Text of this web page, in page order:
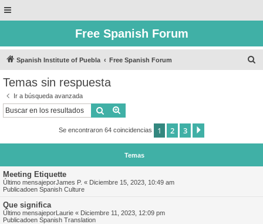
Free Spanish Forum
Spanish Institute of Puebla Free Spanish Forum
Temas sin respuesta
Ir a búsqueda avanzada
Buscar
Se encontraron 64 coincidencias 1 2 3
Temas
Meeting Etiquette
Último mensajeporJames P. « Diciembre 15, 2023, 10:49 am
Publicadoen Spanish Culture
Que significa
Último mensajeporLaurie « Diciembre 11, 2023, 12:09 pm
Publicadoen Spanish Translation